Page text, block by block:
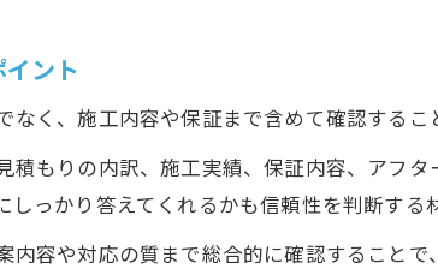
ント
く、施工内容や保証まで含めて確認するこ
積もりの内訳、施工実績、保証内容、アフ
っかり答えてくれるかも信頼性を判断する
容や対応の質まで総合的に確認することで